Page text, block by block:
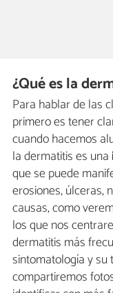
¿Qué es la
Para hablar de las
primero es tener
cuando hacemos
la dermatitis es una
que se puede
erosiones, úlceras,
causas, como
los que nos
dermatitis más
sintomatología y su
compartiremos